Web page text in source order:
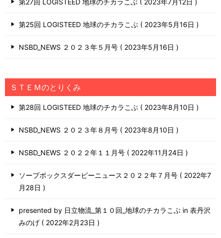
第25回 LOGISTEED 地球のチカラこぶ 2023年5月16日
NSBD_NEWS ２０２３年５月号 2023年5月16日
ＳＴＥＭのとりくみ
第28回 LOGISTEED 地球のチカラこぶ 2023年8月10日
NSBD_NEWS ２０２３年８月号 2023年8月10日
NSBD_NEWS ２０２２年１１月号 2022年11月24日
ソープボックスダービーニュース２０２２年７月号
2022年7
月28日
presented by 日立物流_第１０回_地球のチカラこぶ in 表丹沢
みのげ
2022年2月23日